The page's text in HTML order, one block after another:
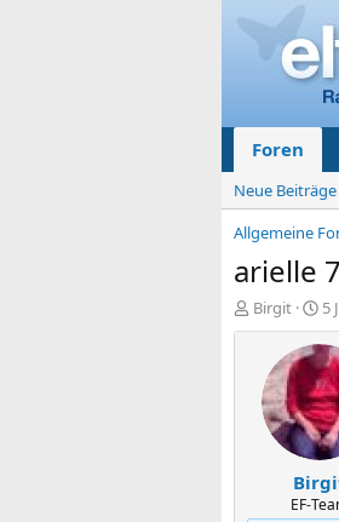
Foren
Neue Beiträge
Allgemeine
arielle
E
r
Birgit
E
r
s
t
e
l
l
t
a
m
5
EF-